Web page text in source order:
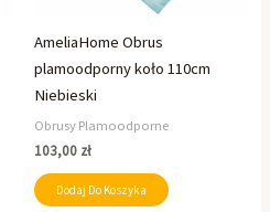
AmeliaHome Obrus
plamoodporny koło 110cm
Niebieski
Obrusy Plamoodporne
103,00 zł
Dodaj Do Koszyka